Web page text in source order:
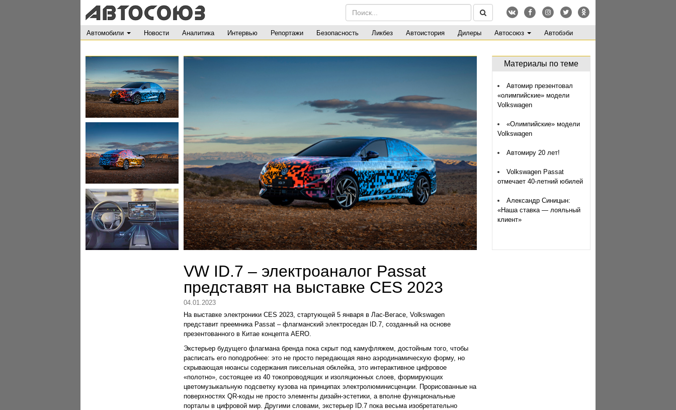
Автомобили Новости Аналитика Интервью Репортажи Безопасность Ликбез Автоистория Дилеры Автосоюз Автобэби
VW ID.7 – электроаналог Passat
представят на выставке CES 2023
04.01.2023
На выставке электроники CES 2023, стартующей 5 января в Лас-Вегасе, Volkswagen
представит преемника Passat – флагманский электроседан ID.7, созданный на основе
презентованного в Китае концепта AERO.
Экстерьер будущего флагмана бренда пока скрыт под камуфляжем, достойным того, чтобы
расписать его поподробнее: это не просто передающая явно аэродинамическую форму, но
скрывающая нюансы содержания пиксельная обклейка, это интерактивное цифровое
«полотно», состоящее из 40 токопроводящих и изоляционных слоев, формирующих
цветомузыкальную подсветку кузова на принципах электролюминисценции. Прорисованные на
поверхностях QR-коды не просто элементы дизайн-эстетики, а вполне функциональные
порталы в цифровой мир. Другими словами, экстерьер ID.7 пока весьма изобретательно
Материалы по теме
Автомир презентовал
«олимпийские» модели
Volkswagen
«Олимпийские» модели
Volkswagen
Автомиру 20 лет!
Volkswagen Passat
отмечает 40-летний юбилей
Александр Синицын:
«Наша ставка — лояльный
клиент»